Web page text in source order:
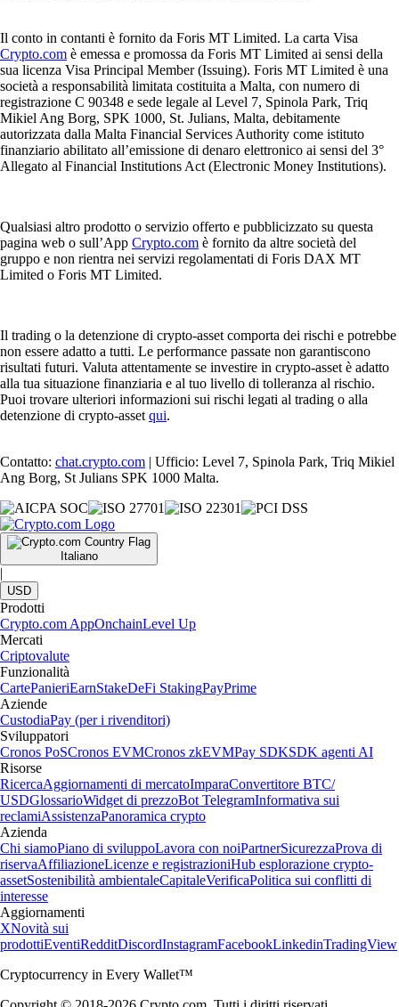
Il conto in contanti è fornito da Foris MT Limited. La carta Visa
Crypto.com è emessa e promossa da Foris MT Limited ai sensi della
sua licenza Visa Principal Member (Issuing). Foris MT Limited è una
società a responsabilità limitata costituita a Malta, con numero di
registrazione C 90348 e sede legale al Level 7, Spinola Park, Triq
Mikiel Ang Borg, SPK 1000, St. Julians, Malta, debitamente
autorizzata dalla Malta Financial Services Authority come istituto
finanziario abilitato all’emissione di denaro elettronico ai sensi del 3°
Allegato al Financial Institutions Act (Electronic Money Institutions).
Qualsiasi altro prodotto o servizio offerto e pubblicizzato su questa
pagina web o sull’App Crypto.com è fornito da altre società del
gruppo e non rientra nei servizi regolamentati di Foris DAX MT
Limited o Foris MT Limited.
Il trading o la detenzione di crypto-asset comporta dei rischi e potrebbe
non essere adatto a tutti. Le performance passate non garantiscono
risultati futuri. Valuta attentamente se investire in crypto-asset è adatto
alla tua situazione finanziaria e al tuo livello di tolleranza al rischio.
Puoi trovare ulteriori informazioni sui rischi legati al trading o alla
detenzione di crypto-asset qui.
Contatto: chat.crypto.com | Ufficio: Level 7, Spinola Park, Triq Mikiel
Ang Borg, St Julians SPK 1000 Malta.
Italiano
|
USD
Prodotti
Crypto.com AppOnchainLevel Up
Mercati
Criptovalute
Funzionalità
CartePanieriEarnStakeDeFi StakingPayPrime
Aziende
CustodiaPay (per i rivenditori)
Sviluppatori
Cronos PoSCronos EVMCronos zkEVMPay SDKSDK agenti AI
Risorse
RicercaAggiornamenti di mercatoImparaConvertitore BTC/
USDGlossarioWidget di prezzoBot TelegramInformativa sui
reclamiAssistenzaPanoramica crypto
Azienda
Chi siamoPiano di sviluppoLavora con noiPartnerSicurezzaProva di
riservaAffiliazioneLicenze e registrazioniHub esplorazione crypto-
assetSostenibilità ambientaleCapitaleVerificaPolitica sui conflitti di
interesse
Aggiornamenti
XNovità sui
prodottiEventiRedditDiscordInstagramFacebookLinkedinTradingView
Cryptocurrency in Every Wallet™